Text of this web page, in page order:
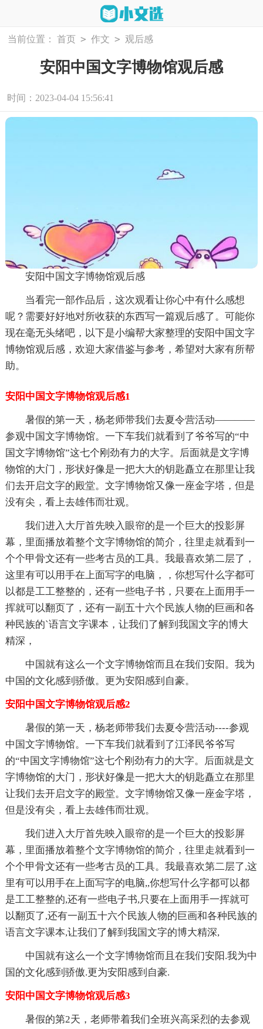
当前位置： 首页 > 作文 > 观后感
安阳中国文字博物馆观后感
时间：2023-04-04 15:56:41
安阳中国文字博物馆观后感
当看完一部作品后，这次观看让你心中有什么感想
呢？需要好好地对所收获的东西写一篇观后感了。可能你
现在毫无头绪吧，以下是小编帮大家整理的安阳中国文字
博物馆观后感，欢迎大家借鉴与参考，希望对大家有所帮
助。
安阳中国文字博物馆观后感1
暑假的第一天，杨老师带我们去夏令营活动————
参观中国文字博物馆。一下车我们就看到了爷爷写的“中
国文字博物馆”这七个刚劲有力的大字。后面就是文字博
物馆的大门，形状好像是一把大大的钥匙矗立在那里让我
们去开启文字的殿堂。文字博物馆又像一座金字塔，但是
没有尖，看上去雄伟而壮观。
我们进入大厅首先映入眼帘的是一个巨大的投影屏
幕，里面播放着整个文字博物馆的简介，往里走就看到一
个个甲骨文还有一些考古员的工具。我最喜欢第二层了，
这里有可以用手在上面写字的电脑，，你想写什么字都可
以都是工工整整的，还有一些电子书，只要在上面用手一
挥就可以翻页了，还有一副五十六个民族人物的巨画和各
种民族的`语言文字课本，让我们了解到我国文字的博大
精深，
中国就有这么一个文字博物馆而且在我们安阳。我为
中国的文化感到骄傲。更为安阳感到自豪。
安阳中国文字博物馆观后感2
暑假的第一天，杨老师带我们去夏令营活动----参观
中国文字博物馆。一下车我们就看到了江泽民爷爷写
的“中国文字博物馆”这七个刚劲有力的大字。后面就是文
字博物馆的大门，形状好像是一把大大的钥匙矗立在那里
让我们去开启文字的殿堂。文字博物馆又像一座金字塔，
但是没有尖，看上去雄伟而壮观。
我们进入大厅首先映入眼帘的是一个巨大的投影屏
幕，里面播放着整个文字博物馆的简介，往里走就看到一
个个甲骨文还有一些考古员的工具。我最喜欢第二层了,这
里有可以用手在上面写字的电脑,,你想写什么字都可以都
是工工整整的,还有一些电子书,只要在上面用手一挥就可
以翻页了,还有一副五十六个民族人物的巨画和各种民族的
语言文字课本,让我们了解到我国文字的博大精深,
中国就有这么一个文字博物馆而且在我们安阳.我为中
国的文化感到骄傲.更为安阳感到自豪.
安阳中国文字博物馆观后感3
暑假的第2天，老师带着我们全班兴高采烈的去参观